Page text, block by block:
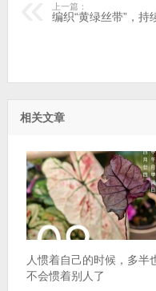
上一篇：
编织“黄绿丝带”，持
相关文章
人惯着自己的时候，多半
不会惯着别人了